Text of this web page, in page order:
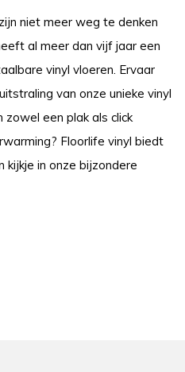
niet meer weg te denken
al meer dan vijf jaar een
vinyl vloeren. Ervaar
van onze unieke vinyl
zowel een plak als click
Floorlife vinyl biedt
kijkje in onze bijzondere